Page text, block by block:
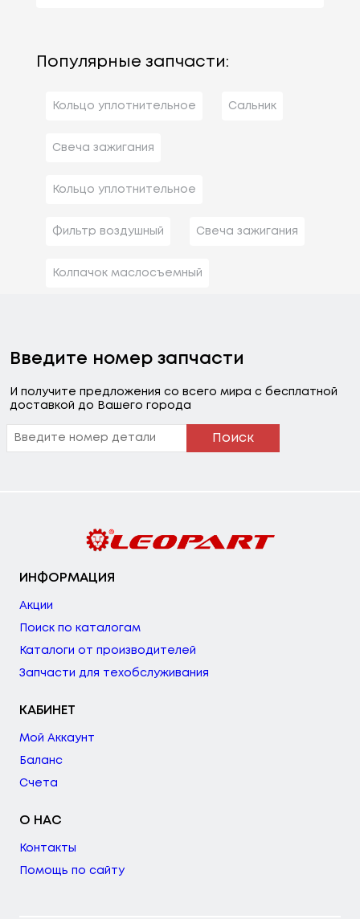
Популярные запчасти:
Кольцо уплотнительное Сальник
Свеча зажигания
Кольцо уплотнительное
Фильтр воздушный Свеча зажигания
Колпачок маслосъемный
Введите номер запчасти
И получите предложения со всего мира с бесплатной
доставкой до Вашего города
Поиск
ИНФОРМАЦИЯ
Акции
Поиск по каталогам
Каталоги от производителей
Запчасти для техобслуживания
КАБИНЕТ
Мой Аккаунт
Баланс
Счета
О НАС
Контакты
Помощь по сайту